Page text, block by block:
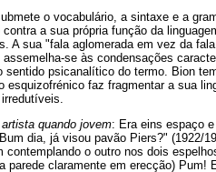
o vocabulário, a sintaxe e a
a sua própria função da
A sua "fala aglomerada em vez da
se às condensações
sentido psicanalítico do termo. Bion
esquizofrénico faz fragmentar a sua
quando jovem: Era eins espaço
dia, já visou pavão Piers?" (1922/
contemplando o outro nos dois
parede claramente em erecção)